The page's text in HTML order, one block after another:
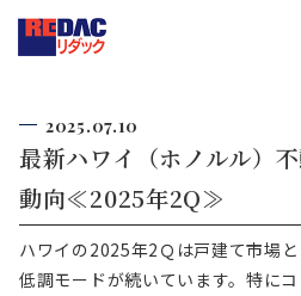
2025.07.10
最新ハワイ（ホノルル）
動向≪2025年2Q≫
ハワイの2025年2Ｑは戸建て市場
低調モードが続いています。特に